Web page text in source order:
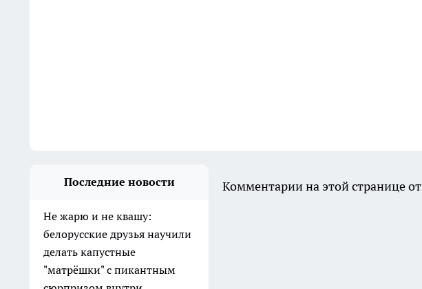
Последние новости
Не жарю и не квашу:
белорусские друзья научили
делать капустные
"матрёшки" с пикантным
Комментарии на этой странице